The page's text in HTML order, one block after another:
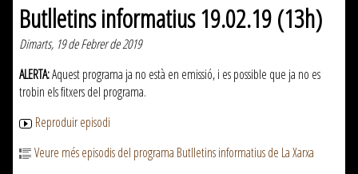
Butlletins informatius 19.02.19 (13h)
Dimarts, 19 de Febrer de 2019
ALERTA:Aquest programa ja no està en emissió, i es possible que ja no es
trobin els fitxers del programa.
Reproduir episodi
Veure més episodis del programa Butlletins informatius de La Xarxa